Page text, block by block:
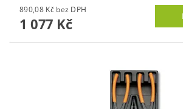
890,08 Kč bez DPH
1 077 Kč